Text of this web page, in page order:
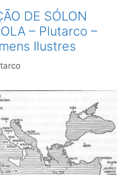
DE SÓLON
– Plutarco –
Ilustres